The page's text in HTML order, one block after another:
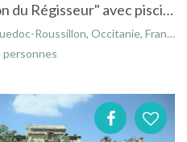
Gîte de charme "Le Pavillon du Régisseur" avec piscine au coeur du Pays Cathare à Montlaur
Roussillon, Occitanie, France
personnes